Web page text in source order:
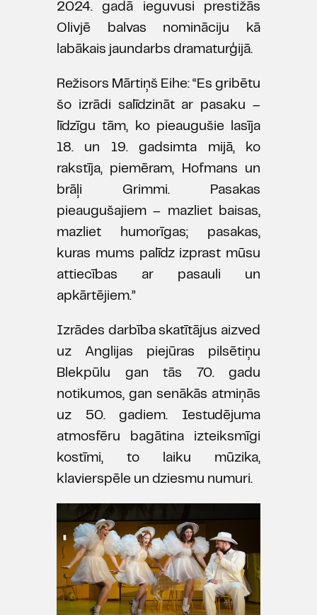
2024. gadā ieguvusi prestižās
Olivjē balvas nomināciju kā
labākais jaundarbs dramaturģijā.
Režisors Mārtiņš Eihe: “Es gribētu
šo izrādi salīdzināt ar pasaku –
līdzīgu tām, ko pieaugušie lasīja
18. un 19. gadsimta mijā, ko
rakstīja, piemēram, Hofmans un
brāļi Grimmi. Pasakas
pieaugušajiem – mazliet baisas,
mazliet humorīgas; pasakas,
kuras mums palīdz izprast mūsu
attiecības ar pasauli un
apkārtējiem.”
Izrādes darbība skatītājus aizved
uz Anglijas piejūras pilsētiņu
Blekpūlu gan tās 70. gadu
notikumos, gan senākās atmiņās
uz 50. gadiem. Iestudējuma
atmosfēru bagātina izteiksmīgi
kostīmi, to laiku mūzika,
klavierspēle un dziesmu numuri.